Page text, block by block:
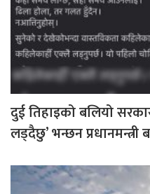
दुई तिहाइको बलियो
लड्दैछु’ भन्छन प्रधानमन्त्री